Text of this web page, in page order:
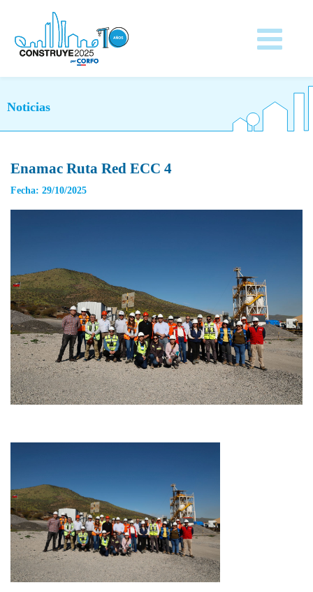
Noticias
Enamac Ruta Red ECC 4
Fecha: 29/10/2025